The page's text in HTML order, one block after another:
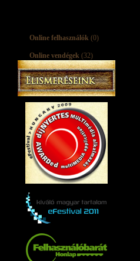
Online felhasználók (0)
Online vendégek (32)